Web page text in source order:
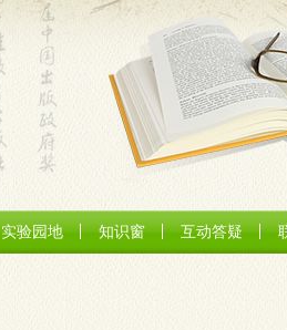
实验园地 知识窗 互动答疑